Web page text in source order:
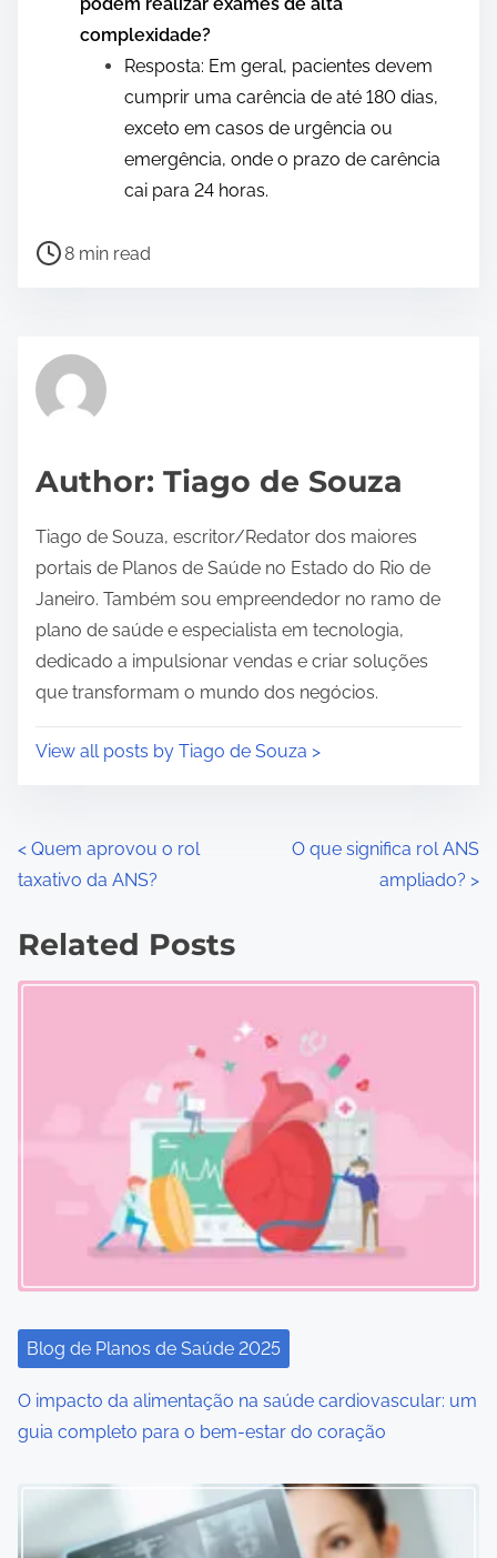
complexidade?
Resposta: Em geral, pacientes devem
cumprir uma carência de até 180 dias,
exceto em casos de urgência ou
emergência, onde o prazo de carência
cai para 24 horas.
P
r
e
t
i
e
8 min read
Author: Tiago de Souza
Tiago de Souza, escritor/Redator dos maiores
portais de Planos de Saúde no Estado do Rio de
Janeiro. Também sou empreendedor no ramo de
plano de saúde e especialista em tecnologia,
dedicado a impulsionar vendas e criar soluções
que transformam o mundo dos negócios.
View all posts by Tiago de Souza >
P
s
t
a
t
i
o
< Quem aprovou o rol
taxativo da ANS?
O que significa rol ANS
ampliado? >
Related Posts
Blog de Planos de Saúde 2025
O impacto da alimentação na saúde cardiovascular: um
guia completo para o bem-estar do coração